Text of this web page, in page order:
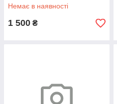
Немає в наявності
1 500 ₴